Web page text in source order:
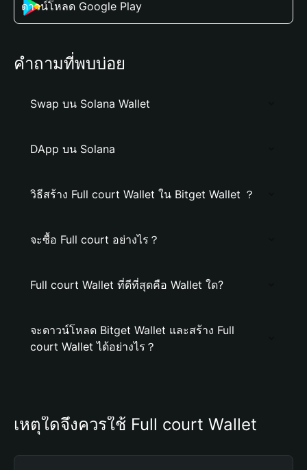
ดาวน์โหลด Google Play
คำถามที่พบบ่อย
Swap บน Solana Wallet
DApp บน Solana
วิธีสร้าง Full court Wallet ใน Bitget Wallet ？
จะซื้อ Full court อย่างไร？
Full court Wallet ที่ดีที่สุดคือ Wallet ใด?
จะดาวน์โหลด Bitget Wallet และสร้าง Full
court Wallet ได้อย่างไร？
เหตุใดจึงควรใช้ Full court Wallet